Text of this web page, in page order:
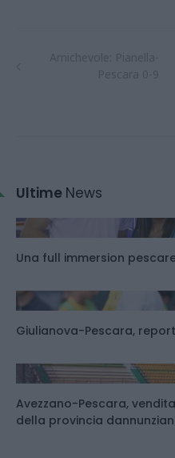
Ultime News
Una full immersion
Giulianova-Pescara,
Avezzano-Pescara,
della provincia